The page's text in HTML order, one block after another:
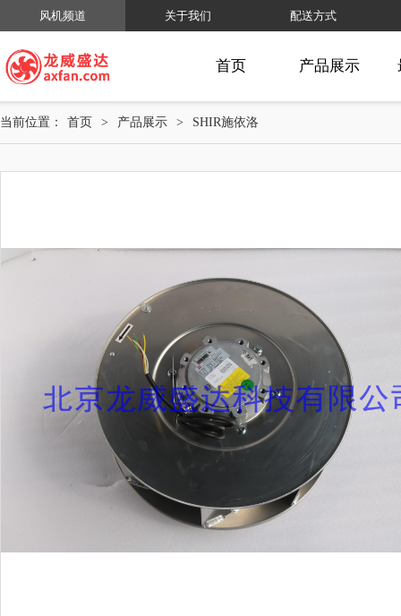
风机频道 关于我们 配送方式
首页 产品展示
当前位置： 首页 > 产品展示 > SHIR施依洛